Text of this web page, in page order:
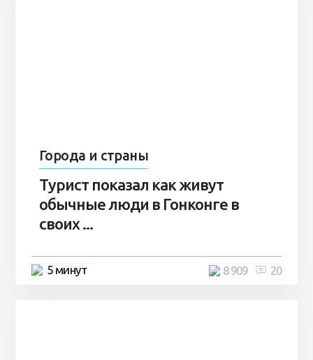
Города и страны
Турист показал как живут
обычные люди в Гонконге в
своих ...
5 минут 20
8 909